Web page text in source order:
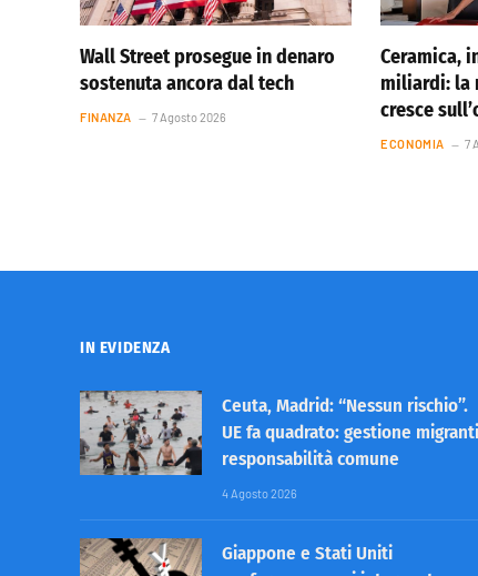
Wall Street prosegue in denaro
sostenuta ancora dal tech
FINANZA 7 Agosto 2026
Ceramica,
miliardi: la
cresce
ECONOMIA 7
IN EVIDENZA
Ceuta, Madrid: “Nessun rischio”.
UE fa quadrato: gestione migranti
responsabilità comune
4 Agosto 2026
Giappone e Stati Uniti